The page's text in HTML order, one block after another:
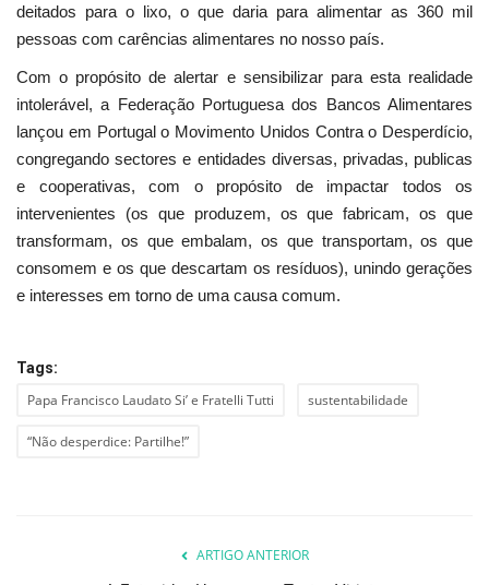
deitados para o lixo, o que daria para alimentar as 360 mil
pessoas com carências alimentares no nosso país.
Com o propósito de alertar e sensibilizar para esta realidade
intolerável, a Federação Portuguesa dos Bancos Alimentares
lançou em Portugal o Movimento Unidos Contra o Desperdício,
congregando sectores e entidades diversas, privadas, publicas
e cooperativas, com o propósito de impactar todos os
intervenientes (os que produzem, os que fabricam, os que
transformam, os que embalam, os que transportam, os que
consomem e os que descartam os resíduos), unindo gerações
e interesses em torno de uma causa comum.
Tags:
Papa Francisco Laudato Si’ e Fratelli Tutti sustentabilidade
“Não desperdice: Partilhe!”
ARTIGO ANTERIOR